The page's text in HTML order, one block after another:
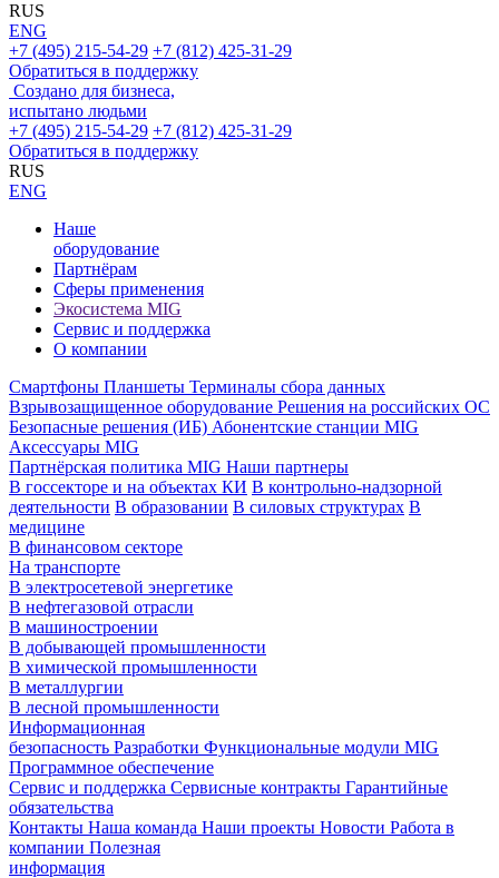
RUS
ENG
+7 (495) 215-54-29 +7 (812) 425-31-29
Обратиться в поддержку
Создано для бизнеса,
испытано людьми
+7 (495) 215-54-29 +7 (812) 425-31-29
Обратиться в поддержку
RUS
ENG
Наше
оборудование
Партнёрам
Сферы применения
Экосистема MIG
Сервис и поддержка
О компании
Смартфоны Планшеты Терминалы сбора данных
Взрывозащищенное оборудование Решения на российских ОС
Безопасные решения (ИБ) Абонентские станции MIG
Аксессуары MIG
Партнёрская политика MIG Наши партнеры
В госсекторе и на объектах КИ В контрольно-надзорной
деятельности В образовании В силовых структурах В
медицине
В финансовом секторе
На транспорте
В электросетевой энергетике
В нефтегазовой отрасли
В машиностроении
В добывающей промышленности
В химической промышленности
В металлургии
В лесной промышленности
Информационная
безопасность Разработки Функциональные модули MIG
Программное обеспечение
Сервис и поддержка Сервисные контракты Гарантийные
обязательства
Контакты Наша команда Наши проекты Новости Работа в
компании Полезная
информация